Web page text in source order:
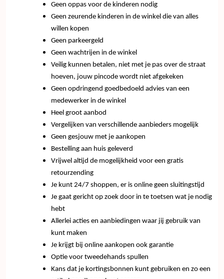
Geen oppas voor de kinderen nodig
Geen zeurende kinderen in de winkel die van alles
willen kopen
Geen parkeergeld
Geen wachtrijen in de winkel
Veilig kunnen betalen, niet met je pas over de straat
hoeven, jouw pincode wordt niet afgekeken
Geen opdringend goedbedoeld advies van een
medewerker in de winkel
Heel groot aanbod
Vergelijken van verschillende aanbieders mogelijk
Geen gesjouw met je aankopen
Bestelling aan huis geleverd
Vrijwel altijd de mogelijkheid voor een gratis
retourzending
Je kunt 24/7 shoppen, er is online geen sluitingstijd
Je gaat gericht op zoek door in te toetsen wat je nodig
hebt
Allerlei acties en aanbiedingen waar jij gebruik van
kunt maken
Je krijgt bij online aankopen ook garantie
Optie voor tweedehands spullen
Kans dat je kortingsbonnen kunt gebruiken en zo een